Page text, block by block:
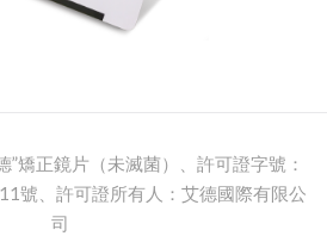
”矯正鏡片（未滅菌）、許可證字號：
號、許可證所有人：艾德國際有限公
司